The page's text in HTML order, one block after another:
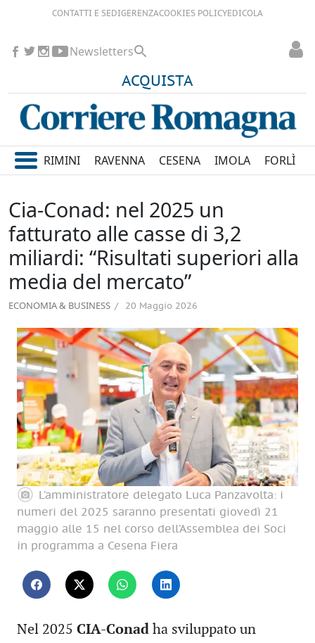
CONTATTI E SEDIGERENZACOOKIES POLICYEDICOLA
ACQUISTA
Newsletters
RIMINI RAVENNA CESENA IMOLA FORLÌ
Cia-Conad: nel 2025 un
fatturato alle casse di 3,2
miliardi: “Risultati superiori alla
media del mercato”
ECONOMIA & BUSINESS 20 Maggio 2026
L’amministratore delegato Luca Panzavolta: i
numeri del 2025 saranno presentati giovedì 21
maggio alle 15 nel corso dell’Assemblea dei Soci
in programma a Cesena Fiera
Nel 2025 CIA-Conad ha sviluppato un